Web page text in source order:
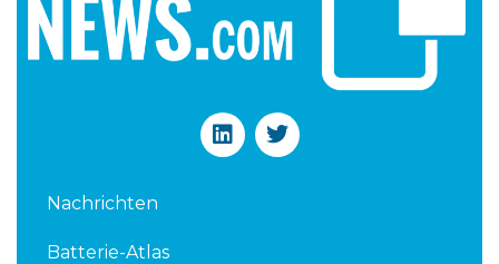
L
i
T
w
Nachrichten
Batterie-Atlas